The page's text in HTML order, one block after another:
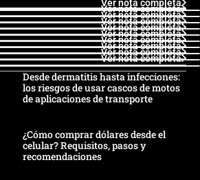
Ver nota completa
Ver nota completa
Ver nota completa
Ver nota completa
Ver nota completa
Ver nota completa
Ver nota completa
Ver nota completa
Ver nota completa
Ver nota completa
Desde dermatitis hasta infecciones:
los riesgos de usar cascos de motos
de aplicaciones de transporte
¿Cómo comprar dólares desde el
celular? Requisitos, pasos y
recomendaciones